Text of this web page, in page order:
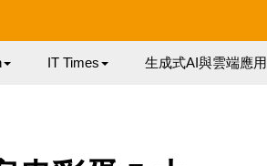
IT Times 生成式AI與雲端應用